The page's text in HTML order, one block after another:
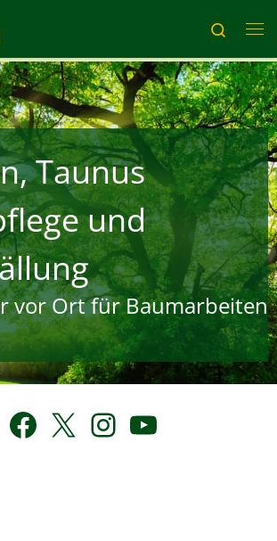
Search
Taunus
und
vor Ort für Baumarbeiten
Facebook
X Instagram
YouTube